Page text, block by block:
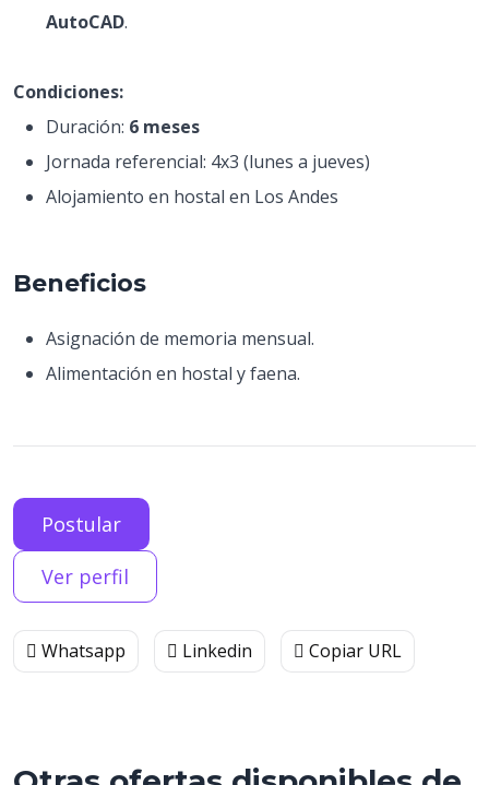
AutoCAD.
Condiciones:
Duración: 6 meses
Jornada referencial: 4x3 (lunes a jueves)
Alojamiento en hostal en Los Andes
Beneficios
Asignación de memoria mensual.
Alimentación en hostal y faena.
Postular
Ver perfil
Whatsapp Linkedin Copiar URL